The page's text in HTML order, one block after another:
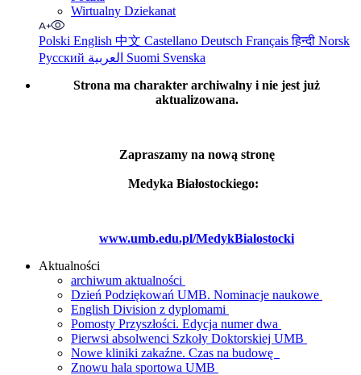
Wirtualny Dziekanat
Polski English 中文 Castellano Deutsch Françaisहिन्दी Norsk
Русский
Suomi Svenska
Strona ma charakter archiwalny i nie jest już
aktualizowana.
Zapraszamy na nową stronę
Medyka Białostockiego:
www.umb.edu.pl/MedykBialostocki
Aktualności
archiwum aktualności
Dzień Podziękowań UMB. Nominacje naukowe
English Division z dyplomami
Pomosty Przyszłości. Edycja numer dwa
Pierwsi absolwenci Szkoły Doktorskiej UMB
Nowe kliniki zakaźne. Czas na budowę
Znowu hala sportowa UMB